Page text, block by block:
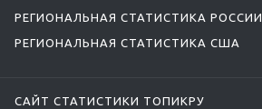
РЕГИОНАЛЬНАЯ СТАТИСТИКА РОССИИ
РЕГИОНАЛЬНАЯ СТАТИСТИКА США
САЙТ СТАТИСТИКИ ТОПИКРУ